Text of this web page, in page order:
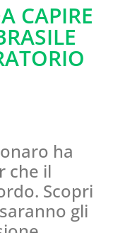
CAPIRE
ha
che il
Scopri
gli